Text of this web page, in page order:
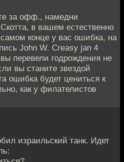
за офф., намедни
в вашем естественно
конце у вас ошибка, на
John W. Creasy jan 4
перевели годрождения не
вы станите звездой
ошибка будет цениться к
как у филателистов
израильский танк. Идет